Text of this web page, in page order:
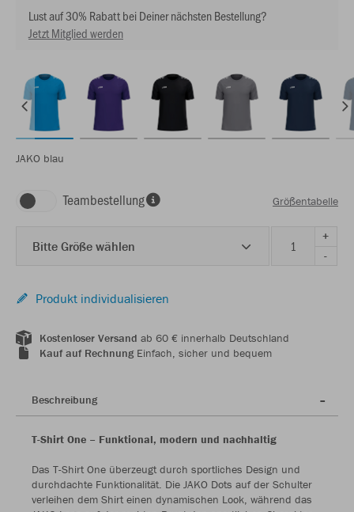
Lust auf 30% Rabatt bei Deiner nächsten Bestellung?
Jetzt Mitglied werden
JAKO blau
Teambestellung Größentabelle
Bitte Größe wählen
+
-
Produkt individualisieren
Kostenloser Versand ab 60 € innerhalb Deutschland
Kauf auf RechnungEinfach, sicher und bequem
Beschreibung
T-Shirt One – Funktional, modern und nachhaltig
Das T-Shirt One überzeugt durch sportliches Design und
durchdachte Funktionalität. Die JAKO Dots auf der Schulter
verleihen dem Shirt einen dynamischen Look, während das